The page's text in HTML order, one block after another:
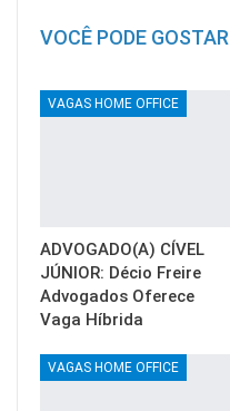
VOCÊ PODE
VAGAS HOME OFFICE
ADVOGADO(A) CÍVEL
JÚNIOR: Décio Freire
Advogados Oferece
Vaga Híbrida
VAGAS HOME OFFICE